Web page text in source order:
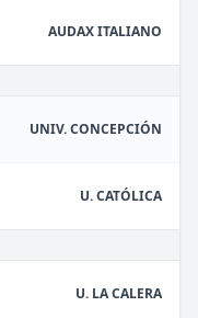
AUDAX ITALIANO
UNIV. CONCEPCIÓN
U. CATÓLICA
U. LA CALERA